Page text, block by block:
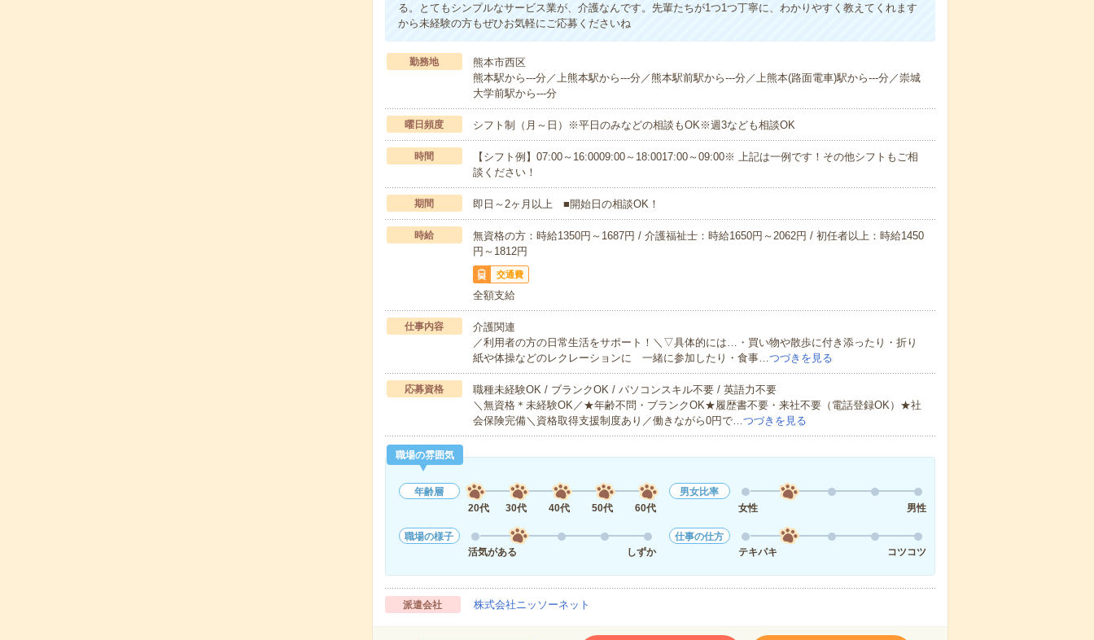
る。とてもシンプルなサービス業が、介護なんです。先輩たちが1つ1つ丁寧に、わかりやすく教えてくれます
から未経験の方もぜひお気軽にご応募くださいね
勤務地
熊本市西区
熊本駅から---分／上熊本駅から---分／熊本駅前駅から---分／上熊本(路面電車)駅から---分／崇城
大学前駅から---分
曜日頻度 シフト制（月～日）※平日のみなどの相談もOK※週3なども相談OK
時間
【シフト例】07:00～16:0009:00～18:0017:00～09:00※ 上記は一例です！その他シフトもご相
談ください！
期間 即日～2ヶ月以上 ■開始日の相談OK！
時給
無資格の方：時給1350円～1687円 / 介護福祉士：時給1650円～2062円 / 初任者以上：時給1450
円～1812円
交通費
全額支給
仕事内容
介護関連
／利用者の方の日常生活をサポート！＼▽具体的には…・買い物や散歩に付き添ったり・折り
紙や体操などのレクレーションに 一緒に参加したり・食事…つづきを見る
応募資格
職種未経験OK / ブランクOK / パソコンスキル不要 / 英語力不要
＼無資格＊未経験OK／★年齢不問・ブランクOK★履歴書不要・来社不要（電話登録OK）★社
会保険完備＼資格取得支援制度あり／働きながら0円で…つづきを見る
職場の雰囲気
年齢層
20代
30代 40代 50代 60代
男女比率
女性
男性
職場の様子
活気がある
しずか
仕事の仕方
テキパキ
コツコツ
派遣会社 株式会社ニッソーネット